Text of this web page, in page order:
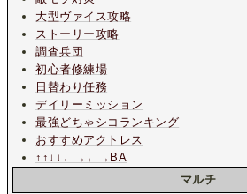
大型ヴァイス攻略
ストーリー攻略
調査兵団
初心者修練場
日替わり任務
デイリーミッション
最強どちゃシコランキング
おすすめアクトレス
↑↑↓↓←→←→BA
マルチ